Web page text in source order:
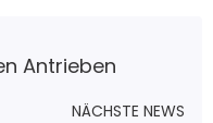
Antrieben
NÄCHSTE NEWS